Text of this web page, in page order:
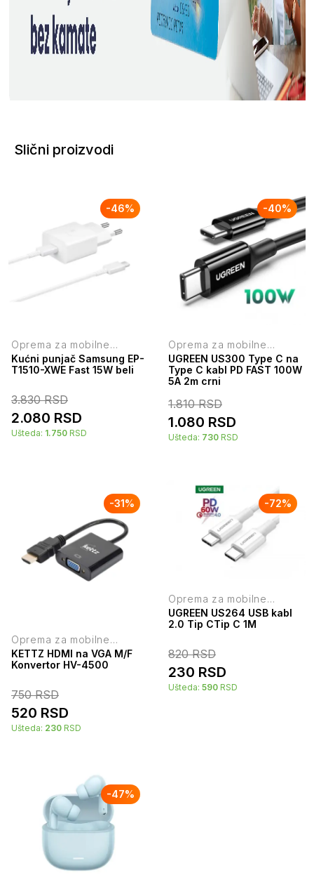
Slični proizvodi
-46%
Oprema za mobilne
telefone
Kućni punjač Samsung EP-
T1510-XWE Fast 15W beli
3.830RSD
2.080 RSD
Ušteda: 1.750 RSD
-40%
Oprema za mobilne
telefone
UGREEN US300 Type C na
Type C kabl PD FAST 100W
5A 2m crni
1.810RSD
1.080 RSD
Ušteda: 730 RSD
-31%
Oprema za mobilne
telefone
KETTZ HDMI na VGA M/F
Konvertor HV-4500
750RSD
520 RSD
Ušteda: 230 RSD
-72%
Oprema za mobilne
telefone
UGREEN US264 USB kabl
2.0 Tip CTip C 1M
820RSD
230 RSD
Ušteda: 590 RSD
-47%